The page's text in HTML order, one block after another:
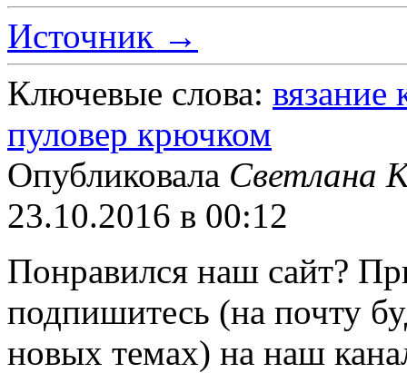
Источник →
Ключевые слова:
пуловер крючком
Опубликовала Светлана
23.10.2016 в 00:12
Понравился наш сайт?
подпишитесь (на почту
новых темах) на наш